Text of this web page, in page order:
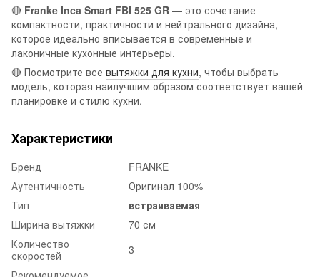
🔴 Franke Inca Smart FBI 525 GR — это сочетание
компактности, практичности и нейтрального дизайна,
которое идеально вписывается в современные и
лаконичные кухонные интерьеры.
🔴 Посмотрите все вытяжки для кухни, чтобы выбрать
модель, которая наилучшим образом соответствует вашей
планировке и стилю кухни.
Характеристики
Бренд
FRANKE
Аутентичность
Оригинал 100%
Тип
встраиваемая
Ширина вытяжки
70 см
Количество
скоростей
3